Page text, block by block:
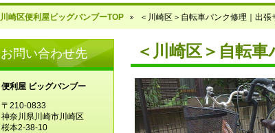
不用品回収サービス 家電・ＰＣ・電化製品出張引き取り！ パソ
＜川崎区＞掃除代行サービス｜ビッフェ形式ハウスクリーニング
草刈り・草取り・庭掃除｜代行サービス 浴室掃除｜浴室・浴槽・お風
川崎区便利屋ビッグバンブーTOP ＜川崎区＞自転車パンク修理｜出張
＜川崎区＞自転
お問い合わせ先
便利屋 ビッグバンブー
〒210-0833
神奈川県川崎市川崎区
桜本2-38-10